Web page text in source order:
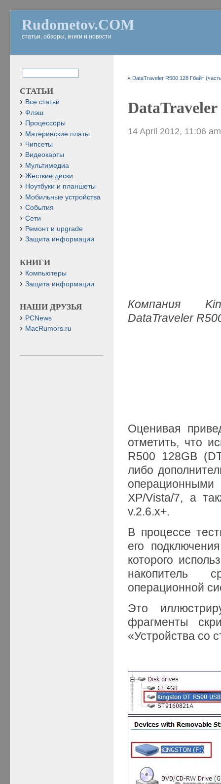
Rudometov.COM
статьи, обзоры, книги и новости
« DataTraveler R500 128 Гбайт
DataTraveler
14 April 2012, 11:06 am
Компания
DataTraveler
Оценивая
отметить, что
R500 128GB
либо
XP/Vista/7, а
v.2.6.x+.
В процессе
его
которого
накопитель
операционной
Это
фрагменты
«Устройства со
СТАТЬИ
Все статьи
Флэш
Процессоры
Материнские платы
Чипсеты
Видеокарты
Мультимедиа
Жесткие диски
Ноутбуки и планшеты
Мобильные устройства
События
Сети
Ремонт и upgrade
Защита информации
КНИГИ
Компьютеры
Защита информации
НАШИ ДРУЗЬЯ
PCNews
MacRumors.ru